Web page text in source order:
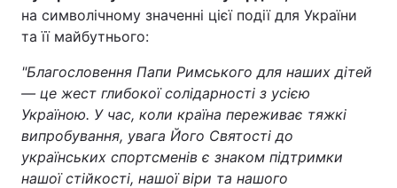
на символічному значенні цієї події для України
та її майбутнього:
"Благословення Папи Римського для наших дітей
— це жест глибокої солідарності з усією
Україною. У час, коли країна переживає тяжкі
випробування, увага Його Святості до
українських спортсменів є знаком підтримки
нашої стійкості, нашої віри та нашого